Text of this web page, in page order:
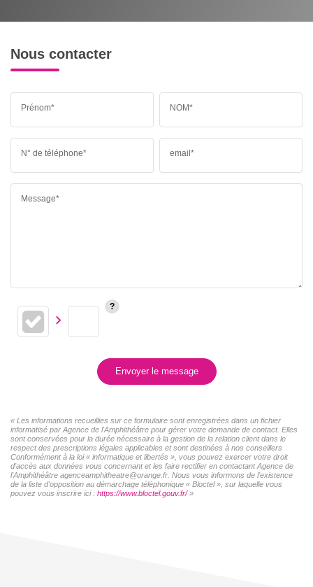
Nous contacter
Prénom* NOM*
N° de téléphone* email*
Message*
Envoyer le message
« Les informations recueillies sur ce formulaire sont enregistrées dans un fichier
informatisé par Agence de l'Amphithéâtre pour gérer votre demande de contact. Elles
sont conservées pour la durée nécessaire à la gestion de la relation client dans le
respect des prescriptions légales applicables et sont destinées à nos conseillers
Conformément à la loi « informatique et libertés », vous pouvez exercer votre droit
d'accès aux données vous concernant et les faire rectifier en contactant Agence de
l'Amphithéâtre agenceamphitheatre@orange.fr. Nous vous informons de l'existence
de la liste d'opposition au démarchage téléphonique « Bloctel », sur laquelle vous
pouvez vous inscrire ici : https://www.bloctel.gouv.fr/»